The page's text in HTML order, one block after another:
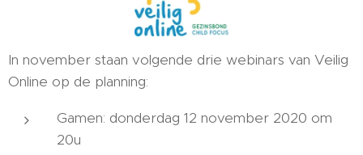
In november staan volgende drie webinars van Veilig
Online op de planning:
Gamen: donderdag 12 november 2020 om
20u